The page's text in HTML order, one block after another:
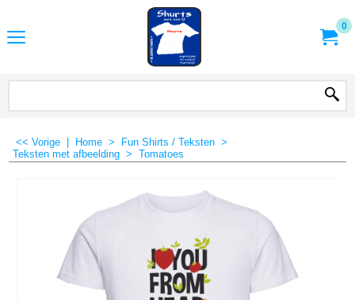
0
<< Vorige Home > Fun Shirts / Teksten >
Teksten met afbeelding > Tomatoes